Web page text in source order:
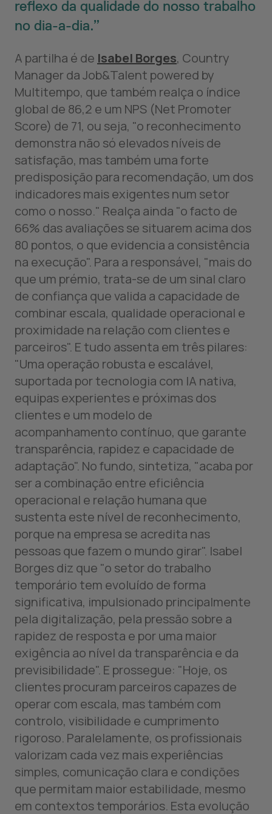
reflexo da qualidade do nosso trabalho
no dia-a-dia.
A partilha é de Isabel Borges, Country
Manager da Job&Talent powered by
Multitempo, que também realça o índice
global de 86,2 e um NPS (Net Promoter
Score) de 71, ou seja, "o reconhecimento
demonstra não só elevados níveis de
satisfação, mas também uma forte
predisposição para recomendação, um dos
indicadores mais exigentes num setor
como o nosso." Realça ainda "o facto de
66% das avaliações se situarem acima dos
80 pontos, o que evidencia a consistência
na execução". Para a responsável, "mais do
que um prémio, trata-se de um sinal claro
de confiança que valida a capacidade de
combinar escala, qualidade operacional e
proximidade na relação com clientes e
parceiros". E tudo assenta em três pilares:
"Uma operação robusta e escalável,
suportada por tecnologia com IA nativa,
equipas experientes e próximas dos
clientes e um modelo de
acompanhamento contínuo, que garante
transparência, rapidez e capacidade de
adaptação". No fundo, sintetiza, "acaba por
ser a combinação entre eficiência
operacional e relação humana que
sustenta este nível de reconhecimento,
porque na empresa se acredita nas
pessoas que fazem o mundo girar". Isabel
Borges diz que "o setor do trabalho
temporário tem evoluído de forma
significativa, impulsionado principalmente
pela digitalização, pela pressão sobre a
rapidez de resposta e por uma maior
exigência ao nível da transparência e da
previsibilidade". E prossegue: "Hoje, os
clientes procuram parceiros capazes de
operar com escala, mas também com
controlo, visibilidade e cumprimento
rigoroso. Paralelamente, os profissionais
valorizam cada vez mais experiências
simples, comunicação clara e condições
que permitam maior estabilidade, mesmo
em contextos temporários. Esta evolução